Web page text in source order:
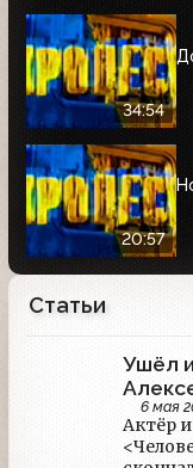
34:54
20:57
Статьи
Ушёл
6 мая
Актёр